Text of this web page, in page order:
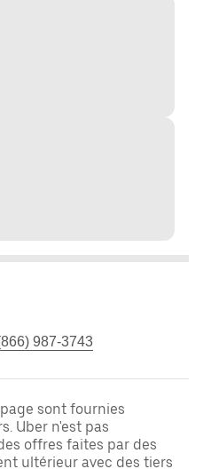
987-3743
sont fournies
Uber n'est pas
offres faites par des
ultérieur avec des tiers